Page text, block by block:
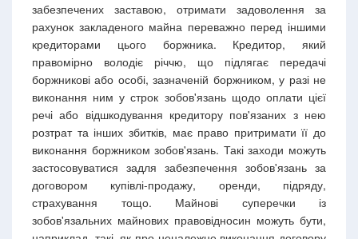
забезпечених заставою, отримати задоволення за
рахунок закладеного майна переважно перед іншими
кредиторами цього боржника. Кредитор, який
правомірно володіє річчю, що підлягає передачі
боржникові або особі, зазначеній боржником, у разі не
виконання ним у строк зобов'язань щодо оплати цієї
речі або відшкодування кредитору пов'язаних з нею
розтрат та інших збитків, має право притримати її до
виконання боржником зобов'язань. Такі заходи можуть
застосовуватися задля забезпечення зобов'язань за
договором купівлі-продажу, оренди, підряду,
страхування тощо. Майнові суперечки із
зобов'язальних майнових правовідносин можуть бути,